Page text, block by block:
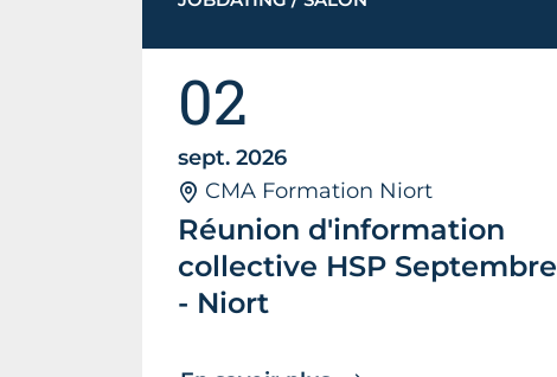
Réunion d'information
collective HSP Septembre
- Niort
02
sept. 2026
CMA Formation Niort